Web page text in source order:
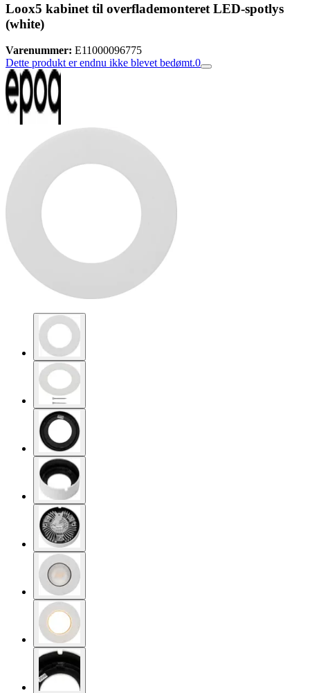
Loox5 kabinet til overflademonteret LED-spotlys
(white)
Varenummer: E11000096775
Dette produkt er endnu ikke blevet bedømt.0